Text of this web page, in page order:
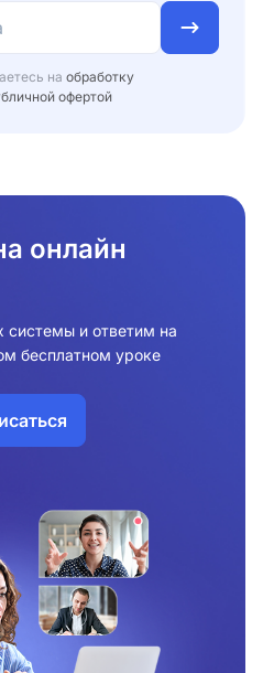
на обработку
офертой
онлайн
системы и ответим на
бесплатном уроке